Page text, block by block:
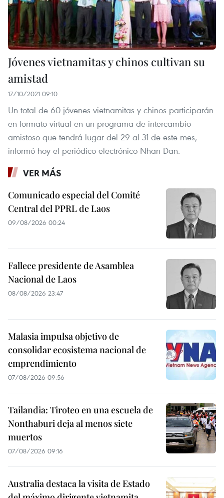
Jóvenes vietnamitas y chinos cultivan su
amistad
17/10/2021 09:10
Un total de 60 jóvenes vietnamitas y chinos participarán
en formato virtual en un programa de intercambio
amistoso que tendrá lugar del 29 al 31 de este mes,
informó hoy el periódico electrónico Nhan Dan.
VER MÁS
Comunicado especial del Comité
Central del PPRL de Laos
09/08/2026 00:24
Fallece presidente de Asamblea
Nacional de Laos
08/08/2026 23:47
Malasia impulsa objetivo de
consolidar ecosistema nacional de
emprendimiento
07/08/2026 09:56
Tailandia: Tiroteo en una escuela de
Nonthaburi deja al menos siete
muertos
07/08/2026 09:16
Australia destaca la visita de Estado